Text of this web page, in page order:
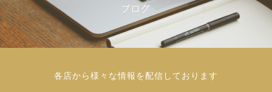
各店から様々な情報を配信しております